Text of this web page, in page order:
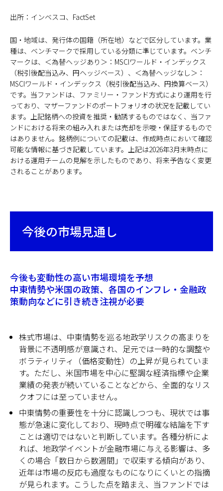
出所：インベスコ、FactSet
国・地域は、発行体の国籍（所在地）などで区分しています。業
種は、ベンチマークで採用している分類に準じています。ベンチ
マークは、＜為替ヘッジあり＞：MSCIワールド・インデックス
（税引後配当込み、円ヘッジベース）、＜為替ヘッジなし＞：
MSCIワールド・インデックス（税引後配当込み、円換算ベース）
です。当ファンドは、ファミリー・ファンド方式により運用を行
っており、マザーファンドのポートフォリオの状況を記載してい
ます。上記銘柄への投資を推奨・勧誘するものではなく、当ファ
ンドにおける将来の組み入れまたは売却を示唆・保証するもので
はありません。銘柄例についての記載は、作成時点において確認
可能な情報に基づき記載しています。上記は2026年3月末時点に
おける運用チームの見解を示したものであり、将来予告なく変更
されることがあります。
今後の市場見通し
今後も変動性の高い市場環境を予想
中東情勢や米国の政策、各国のインフレ・金融政
策動向などに引き続き注視が必要
株式市場は、中東情勢を巡る地政学リスクの高まりを
背景に不透明感が意識され、足元では一時的な調整や
ボラティリティ（価格変動性）の上昇が見られていま
す。ただし、米国市場を中心に堅調な経済指標や企業
業績の発表が続いていることなどから、全面的なリス
クオフには至っていません。
中東情勢の重要性を十分に認識しつつも、現状では事
態が急速に変化しており、現時点で明確な結論を下す
ことは適切ではないと判断しています。各種分析によ
れば、地政学イベントが金融市場に与える影響は、多
くの場合「数日から数週間」で収束する傾向があり、
近年は市場の反応も過度なものになりにくいとの指摘
が見られます。こうした点を踏まえ、当ファンドでは